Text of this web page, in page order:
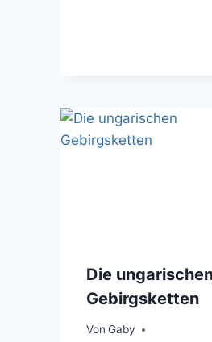
Die
Gebirgsketten
Von Gaby